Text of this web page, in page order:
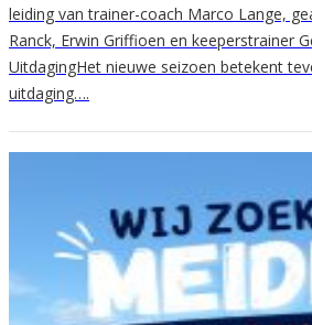
leiding van trainer-coach Marco Lange,
Ranck, Erwin Griffioen en keeperstrainer
UitdagingHet nieuwe seizoen betekent
uitdaging….